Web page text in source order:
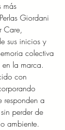
más
Giordani
Care,
sus inicios y
colectiva
la marca.
con
responden a
perder de
ambiente.